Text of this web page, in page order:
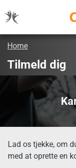
Home
Tilmeld dig
Lad os tjekke, om
med at oprette en